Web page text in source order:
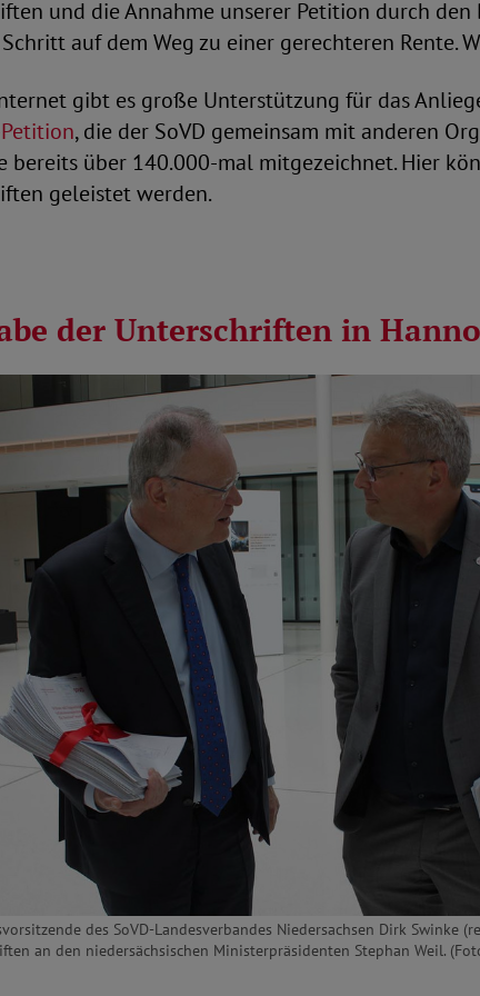
und die Annahme unserer Petition durch den
auf dem Weg zu einer gerechteren Rente.
gibt es große Unterstützung für das
, die der SoVD gemeinsam mit anderen
bereits über 140.000-mal mitgezeichnet. Hier
geleistet werden.
der Unterschriften in
des SoVD-Landesverbandes Niedersachsen Dirk Swinke
an den niedersächsischen Ministerpräsidenten Stephan Weil.